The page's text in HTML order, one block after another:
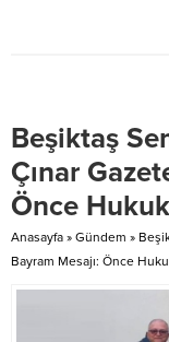
Beşiktaş
Çınar
Önce
Anasayfa » Gündem »
Bayram Mesajı: Önce